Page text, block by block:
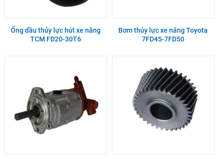
Ống dầu thủy lực hút xe nâng
TCM FD20-30T6
Bơm thủy lực xe nâng Toyota
7FD45-7FD50